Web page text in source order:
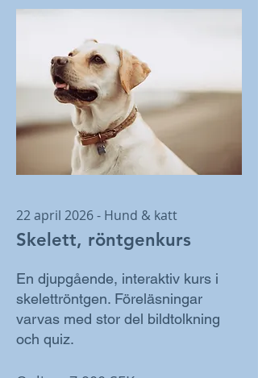
22 april 2026 - Hund & katt
Skelett, röntgenkurs
En djupgående, interaktiv kurs i
skelettröntgen. Föreläsningar
varvas med stor del bildtolkning
och quiz.